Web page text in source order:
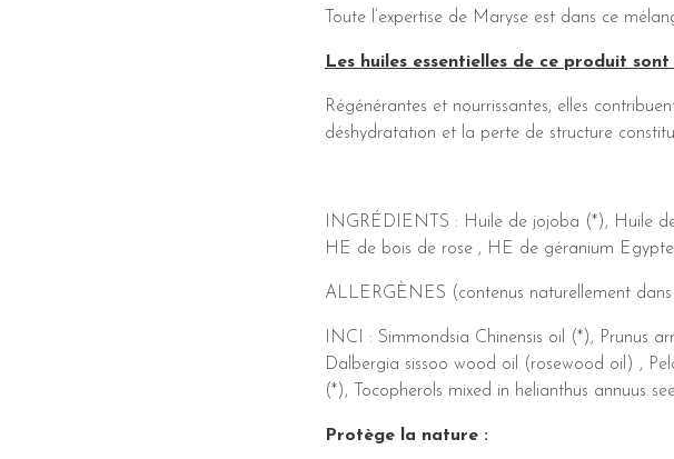
Toute l’expertise de Maryse est dans ce
Les huiles essentielles de ce produit
Régénérantes et nourrissantes, elles
déshydratation et la perte de structure
INGRÉDIENTS : Huile de jojoba (*), Huile
HE de bois de rose , HE de géranium
ALLERGÈNES (contenus naturellement dans
​INCI : Simmondsia Chinensis oil (*), Prunus
Dalbergia sissoo wood oil (rosewood oil) ,
(*), Tocopherols mixed in helianthus annuus
Protège la nature :